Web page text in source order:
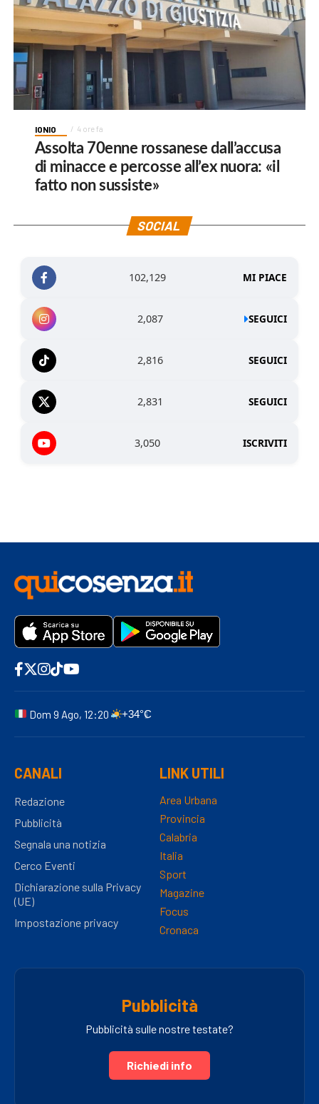
IONIO 4 ore fa
Assolta 70enne rossanese dall’accusa
di minacce e percosse all’ex nuora: «il
fatto non sussiste»
SOCIAL
102,129 MI PIACE
2,087 SEGUICI
2,816 SEGUICI
2,831 SEGUICI
3,050 ISCRIVITI
Dom 9 Ago, 12:20 +34°C
CANALI
Redazione
Pubblicità
Segnala una notizia
Cerco Eventi
Dichiarazione sulla Privacy
(UE)
Impostazione privacy
LINK UTILI
Area Urbana
Provincia
Calabria
Italia
Sport
Magazine
Focus
Cronaca
Pubblicità
Pubblicità sulle nostre testate?
Richiedi info